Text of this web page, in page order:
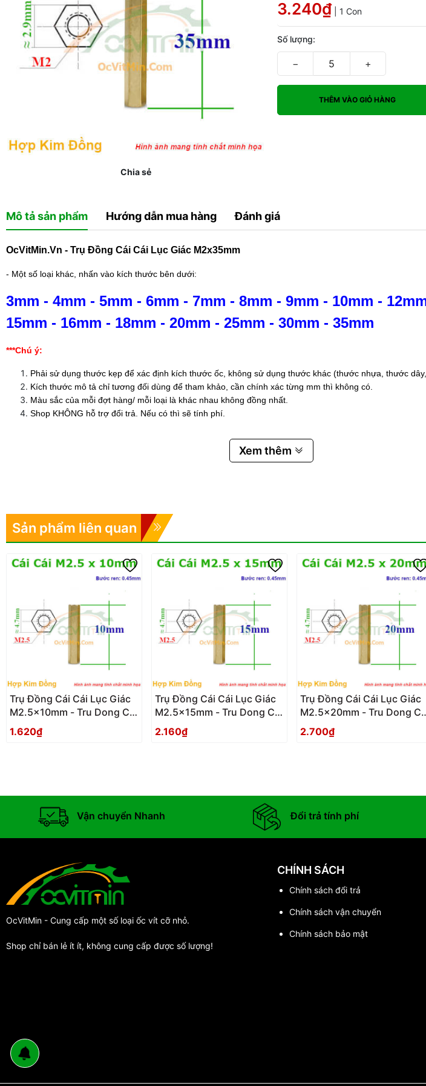
Chia sẻ
3.240₫ | 1 Con
Số lượng:
− +
THÊM VÀO GIỎ HÀNG
Mô tả sản phẩm Hướng dẫn mua hàng Đánh giá
OcVitMin.Vn - Trụ Đồng Cái Cái Lục Giác M2x35mm
- Một số loại khác, nhấn vào kích thước bên dưới:
3mm - 4mm - 5mm - 6mm - 7mm - 8mm - 9mm - 10mm -
15mm - 16mm - 18mm - 20mm - 25mm - 30mm - 35mm
***Chú ý:
Phải sử dụng thước kẹp để xác định kích thước ốc, không sử dụng thước khác (thước nhựa, thước
Kích thước mô tả chỉ tương đối dùng để tham khảo, cần chính xác từng mm thì không có.
Màu sắc của mỗi đợt hàng/ mỗi loại là khác nhau không đồng nhất.
Shop KHÔNG hỗ trợ đổi trả. Nếu có thì sẽ tính phí.
Xem thêm
Sản phẩm liên quan
Trụ Đồng Cái Cái Lục Giác
M2.5x10mm - Tru Dong Cai
Cai Luc Giac
1.620₫
Trụ Đồng Cái Cái Lục Giác
M2.5x15mm - Tru Dong Cai
Cai Luc Giac
2.160₫
Trụ Đồng Cái Cái Lục Giác
M2.5x20mm - Tru Dong
Cai Luc Giac
2.700₫
Vận chuyển Nhanh Đổi trả tính phí
OcVitMin - Cung cấp một số loại ốc vít cỡ nhỏ.
Shop chỉ bán lẻ ít ít, không cung cấp được số lượng!
CHÍNH SÁCH
Chính sách đổi trả
Chính sách vận chuyển
Chính sách bảo mật